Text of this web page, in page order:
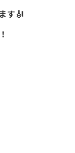
す🎻